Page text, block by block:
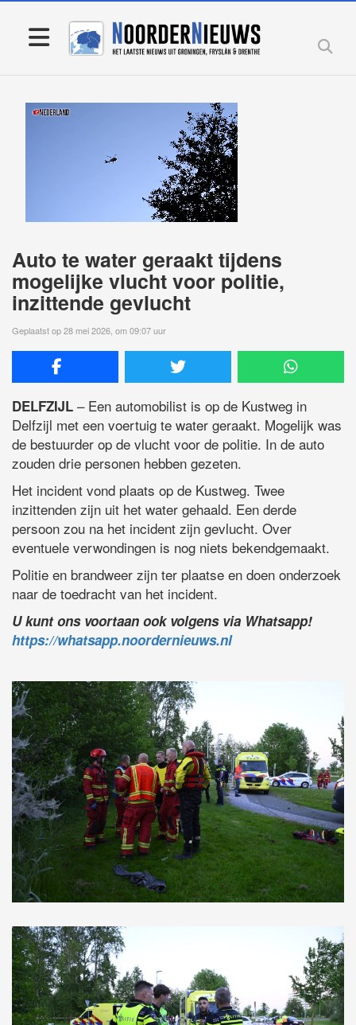
Auto te water geraakt tijdens
mogelijke vlucht voor politie,
inzittende gevlucht
Geplaatst op 28 mei 2026, om 09:07 uur
DELFZIJL – Een automobilist is op de Kustweg in
Delfzijl met een voertuig te water geraakt. Mogelijk was
de bestuurder op de vlucht voor de politie. In de auto
zouden drie personen hebben gezeten.
Het incident vond plaats op de Kustweg. Twee
inzittenden zijn uit het water gehaald. Een derde
persoon zou na het incident zijn gevlucht. Over
eventuele verwondingen is nog niets bekendgemaakt.
Politie en brandweer zijn ter plaatse en doen onderzoek
naar de toedracht van het incident.
U kunt ons voortaan ook volgens via Whatsapp!
https://whatsapp.noordernieuws.nl